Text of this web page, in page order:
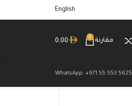
English
مقارنة
0
0,00
WhatsApp: +971 55 553 5625